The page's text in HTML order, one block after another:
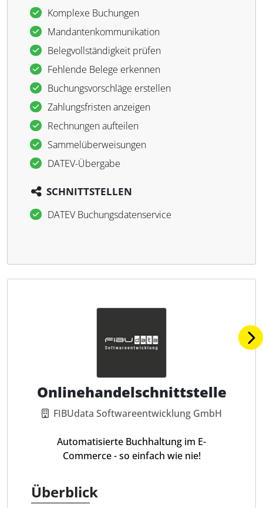
Komplexe Buchungen
Mandantenkommunikation
Belegvollständigkeit prüfen
Fehlende Belege erkennen
Buchungsvorschläge erstellen
Zahlungsfristen anzeigen
Rechnungen aufteilen
Sammelüberweisungen
DATEV-Übergabe
SCHNITTSTELLEN
DATEV Buchungsdatenservice
Onlinehandelschnittstelle
FIBUdata Softwareentwicklung GmbH
Automatisierte Buchhaltung im E-
Commerce - so einfach wie nie!
Überblick